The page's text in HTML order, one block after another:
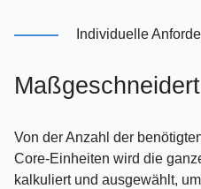
Individuelle
Von der Anzahl der
Core-Einheiten wird die
kalkuliert und ausgewählt,